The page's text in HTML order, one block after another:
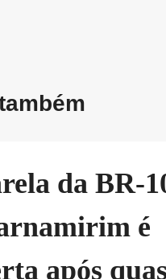
da BR-
é
após